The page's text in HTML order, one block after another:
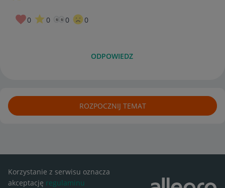
0 0 0 0
ODPOWIEDZ
ROZPOCZNIJ TEMAT
Korzystanie z serwisu oznacza
akceptację regulaminu